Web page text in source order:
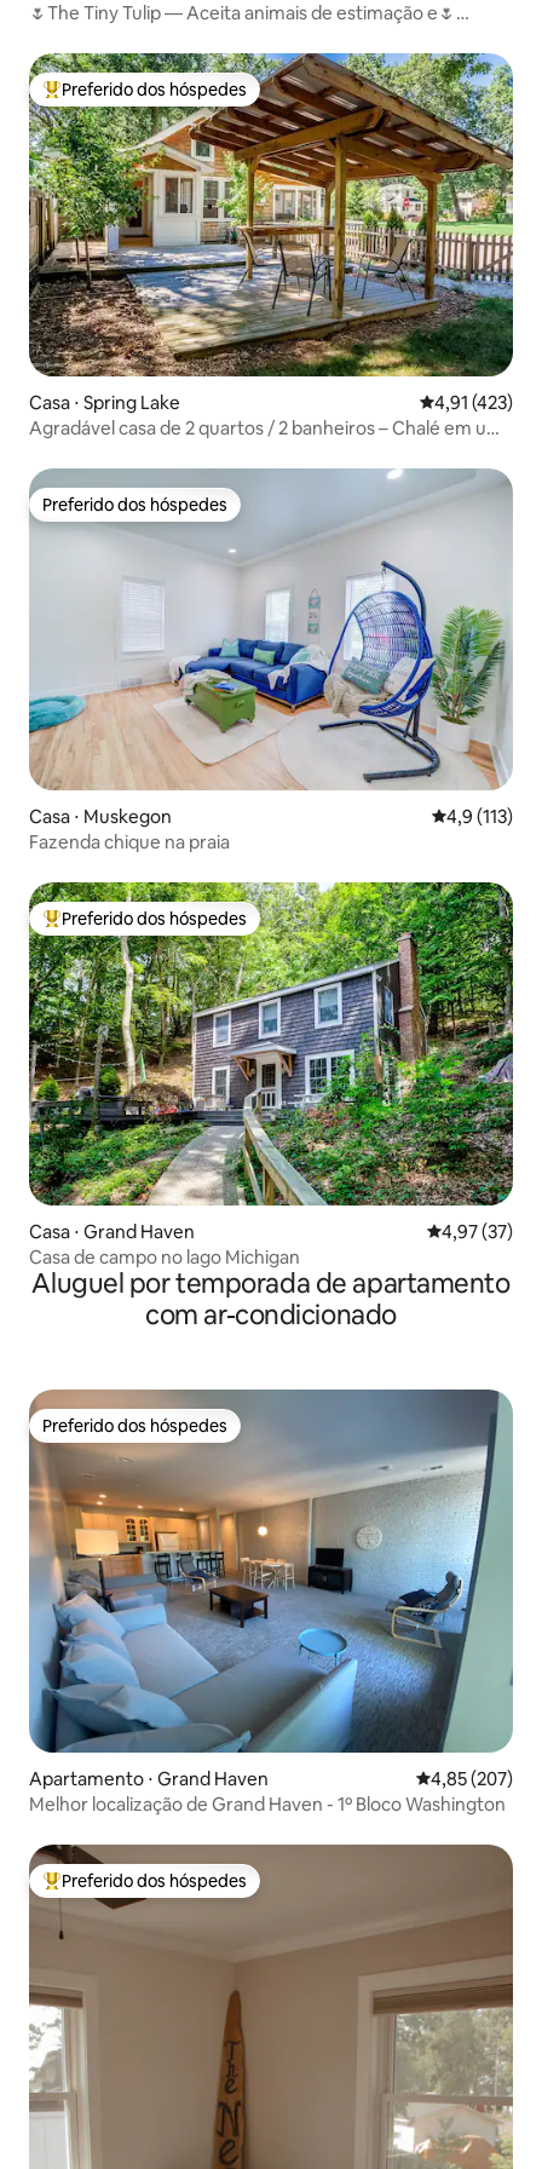
🌷The Tiny Tulip — Aceita animais de estimação e🌷
Entre os melhores preferidos dos hóspedes
Preferido dos hóspedes
Casa ⋅ Spring Lake 4,91 de uma
4,91 (423)
Agradável casa de 2 quartos / 2 banheiros – Chalé em uma
Preferido dos hóspedes
Preferido dos hóspedes
Casa ⋅ Muskegon 4,9 de uma
4,9 (113)
Fazenda chique na praia
Entre os melhores preferidos dos hóspedes
Preferido dos hóspedes
Casa ⋅ Grand Haven 4,97 de uma
4,97 (37)
Casa de campo no lago Michigan
Aluguel por temporada de apartamento
com ar-condicionado
Preferido dos hóspedes
Preferido dos hóspedes
Apartamento ⋅ Grand Haven 4,85 de uma
4,85 (207)
Melhor localização de Grand Haven - 1º Bloco Washington
Entre os melhores preferidos dos hóspedes
Preferido dos hóspedes